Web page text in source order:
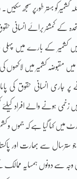
کشمیر کو بہتر طورپر سمجھ
کے کمشنر برائے انسانی
کشمیر کے بارے میں
مقبوضہ کشمیر میں لاکھوں کی
پر جاری انسانی حقوق کی
زخمی ہونے والے افراد
میں کہا گیا ہے کہ جموں و
سترسال سے بھارت اور
سے دونوں ہمسایہ ممالک